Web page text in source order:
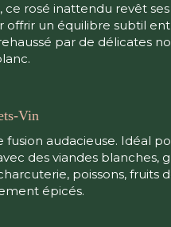
ce rosé inattendu revêt
offrir un équilibre subtil
par de délicates
Vin
fusion audacieuse. Idéal
des viandes blanches,
poissons, fruits
épicés.